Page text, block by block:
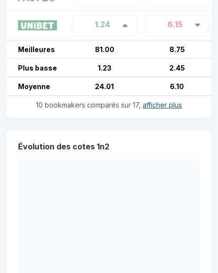
1.24 6.15
Meilleures 81.00 8.75
Plus basse 1.23 2.45
Moyenne 24.01 6.10
10 bookmakers comparés sur 17, afficher plus
Évolution des cotes 1n2